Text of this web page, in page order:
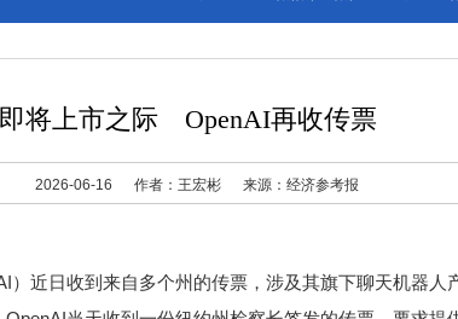
即将上市之际 OpenAI再收传票
2026-06-16 作者：王宏彬 来源：经济参考报
近日收到来自多个州的传票，涉及其旗下聊天机器人